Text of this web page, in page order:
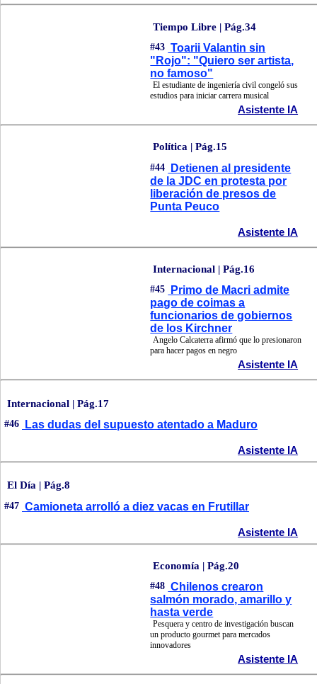
Tiempo Libre | Pág.34
#43 Toarii Valantin sin
"Rojo": "Quiero ser artista,
no famoso"
El estudiante de ingeniería civil congeló sus
estudios para iniciar carrera musical
Asistente IA
Política | Pág.15
#44
Detienen al presidente
de la JDC en protesta por
liberación de presos de
Punta Peuco
Asistente IA
Internacional | Pág.16
#45
Primo de Macri admite
pago de coimas a
funcionarios de gobiernos
de los Kirchner
Angelo Calcaterra afirmó que lo presionaron
para hacer pagos en negro
Asistente IA
Internacional | Pág.17
#46 Las dudas del supuesto atentado a Maduro
Asistente IA
El Día | Pág.8
#47 Camioneta arrolló a diez vacas en Frutillar
Asistente IA
Economía | Pág.20
#48 Chilenos crearon
salmón morado, amarillo y
hasta verde
Pesquera y centro de investigación buscan
un producto gourmet para mercados
innovadores
Asistente IA